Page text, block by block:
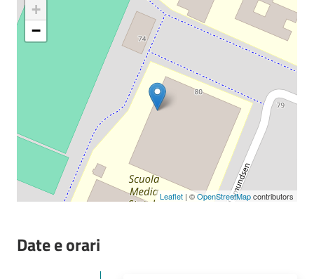
Seguici
+
−
Leaflet | ©OpenStreetMapcontributors
Date e orari